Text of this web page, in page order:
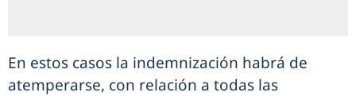
En estos casos la indemnización habrá de
atemperarse, con relación a todas las